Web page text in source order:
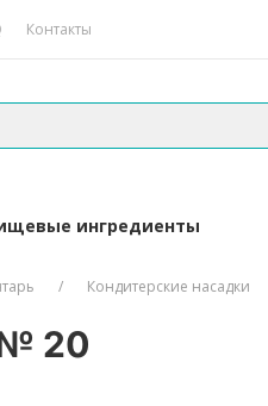
Контакты
ингредиенты
Кондитерские насадки
№ 20